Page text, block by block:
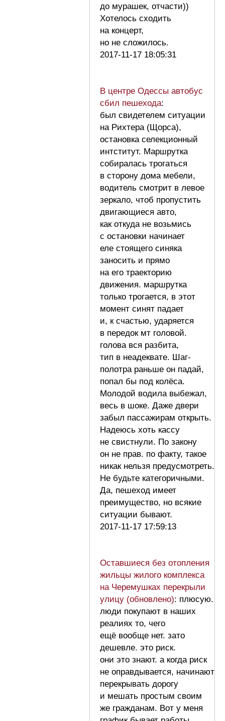
до мурашек, отчасти))
Хотелось сходить
на концерт,
но не сложилось.
2017-11-17 18:05:31
В центре Одессы автобус
сбил пешехода:
был свидетелем ситуации
на Рихтера (Щорса),
остановка селекционный
интститут. Маршрутка
собиралась трогаться
в сторону дома мебели,
водитель смотрит в левое
зеркало, чтоб пропустить
двигающиеся авто,
как откуда не возьмись
с остановки начинает
еле стоящего синяка
заносить и прямо
на его траекторию
движения. маршрутка
только трогается, в этот
момент синят падает
и, к счастью, ударяется
в передок мт головой.
голова вся разбита,
тип в неадеквате. Шаг-
полотра раньше он падай,
попал бы под колёса.
Молодой водила выбежал,
весь в шоке. Даже двери
забыл пассажирам открыть.
Надеюсь хоть кассу
не свистнули. По закону
он не прав. по факту, такое
никак нельзя предусмотреть.
Не будьте категоричными.
Да, пешеход имеет
преимущество, но всякие
ситуации бывают.
2017-11-17 17:59:13
Оставшиеся без отопления
жильцы жилого комплекса
на Черемушках перекрыли
улицу (обновлено): плюсую.
люди покупают в наших
реалиях то, чего
ещё вообще нет. зато
дешевле. это риск.
они это знают. а когда риск
не оправдывается, начинают
перекрывать дорогу
и мешать простым своим
же гражданам. Вот у меня